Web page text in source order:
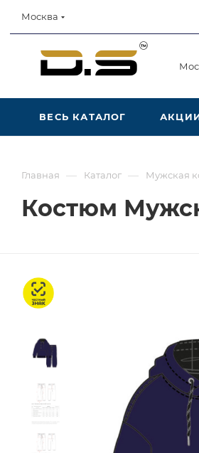
Москва
ВЕСЬ КАТАЛОГ
Главная — Каталог — Мужская
Костюм
Честный знак